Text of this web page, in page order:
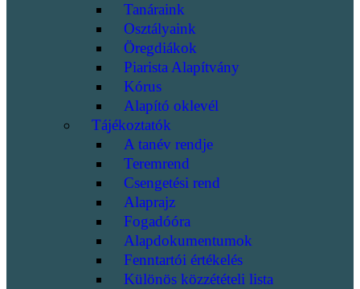
Tanáraink
Osztályaink
Öregdiákok
Piarista Alapítvány
Kórus
Alapító oklevél
Tájékoztatók
A tanév rendje
Teremrend
Csengetési rend
Alaprajz
Fogadóóra
Alapdokumentumok
Fenntartói értékelés
Különös közzétételi lista